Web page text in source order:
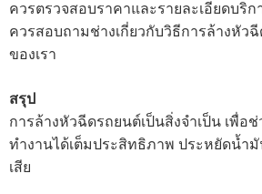
ควรตรวจสอบราคาและรายละเอียดบริ
ควรสอบถามช่างเกี่ยวกับวิธีการล้างหัว
ของเรา
สรุป
การล้างหัวฉีดรถยนต์เป็นสิ่งจำเป็น เพื่อ
ทำงานได้เต็มประสิทธิภาพ ประหยัดน้ำ
เสีย